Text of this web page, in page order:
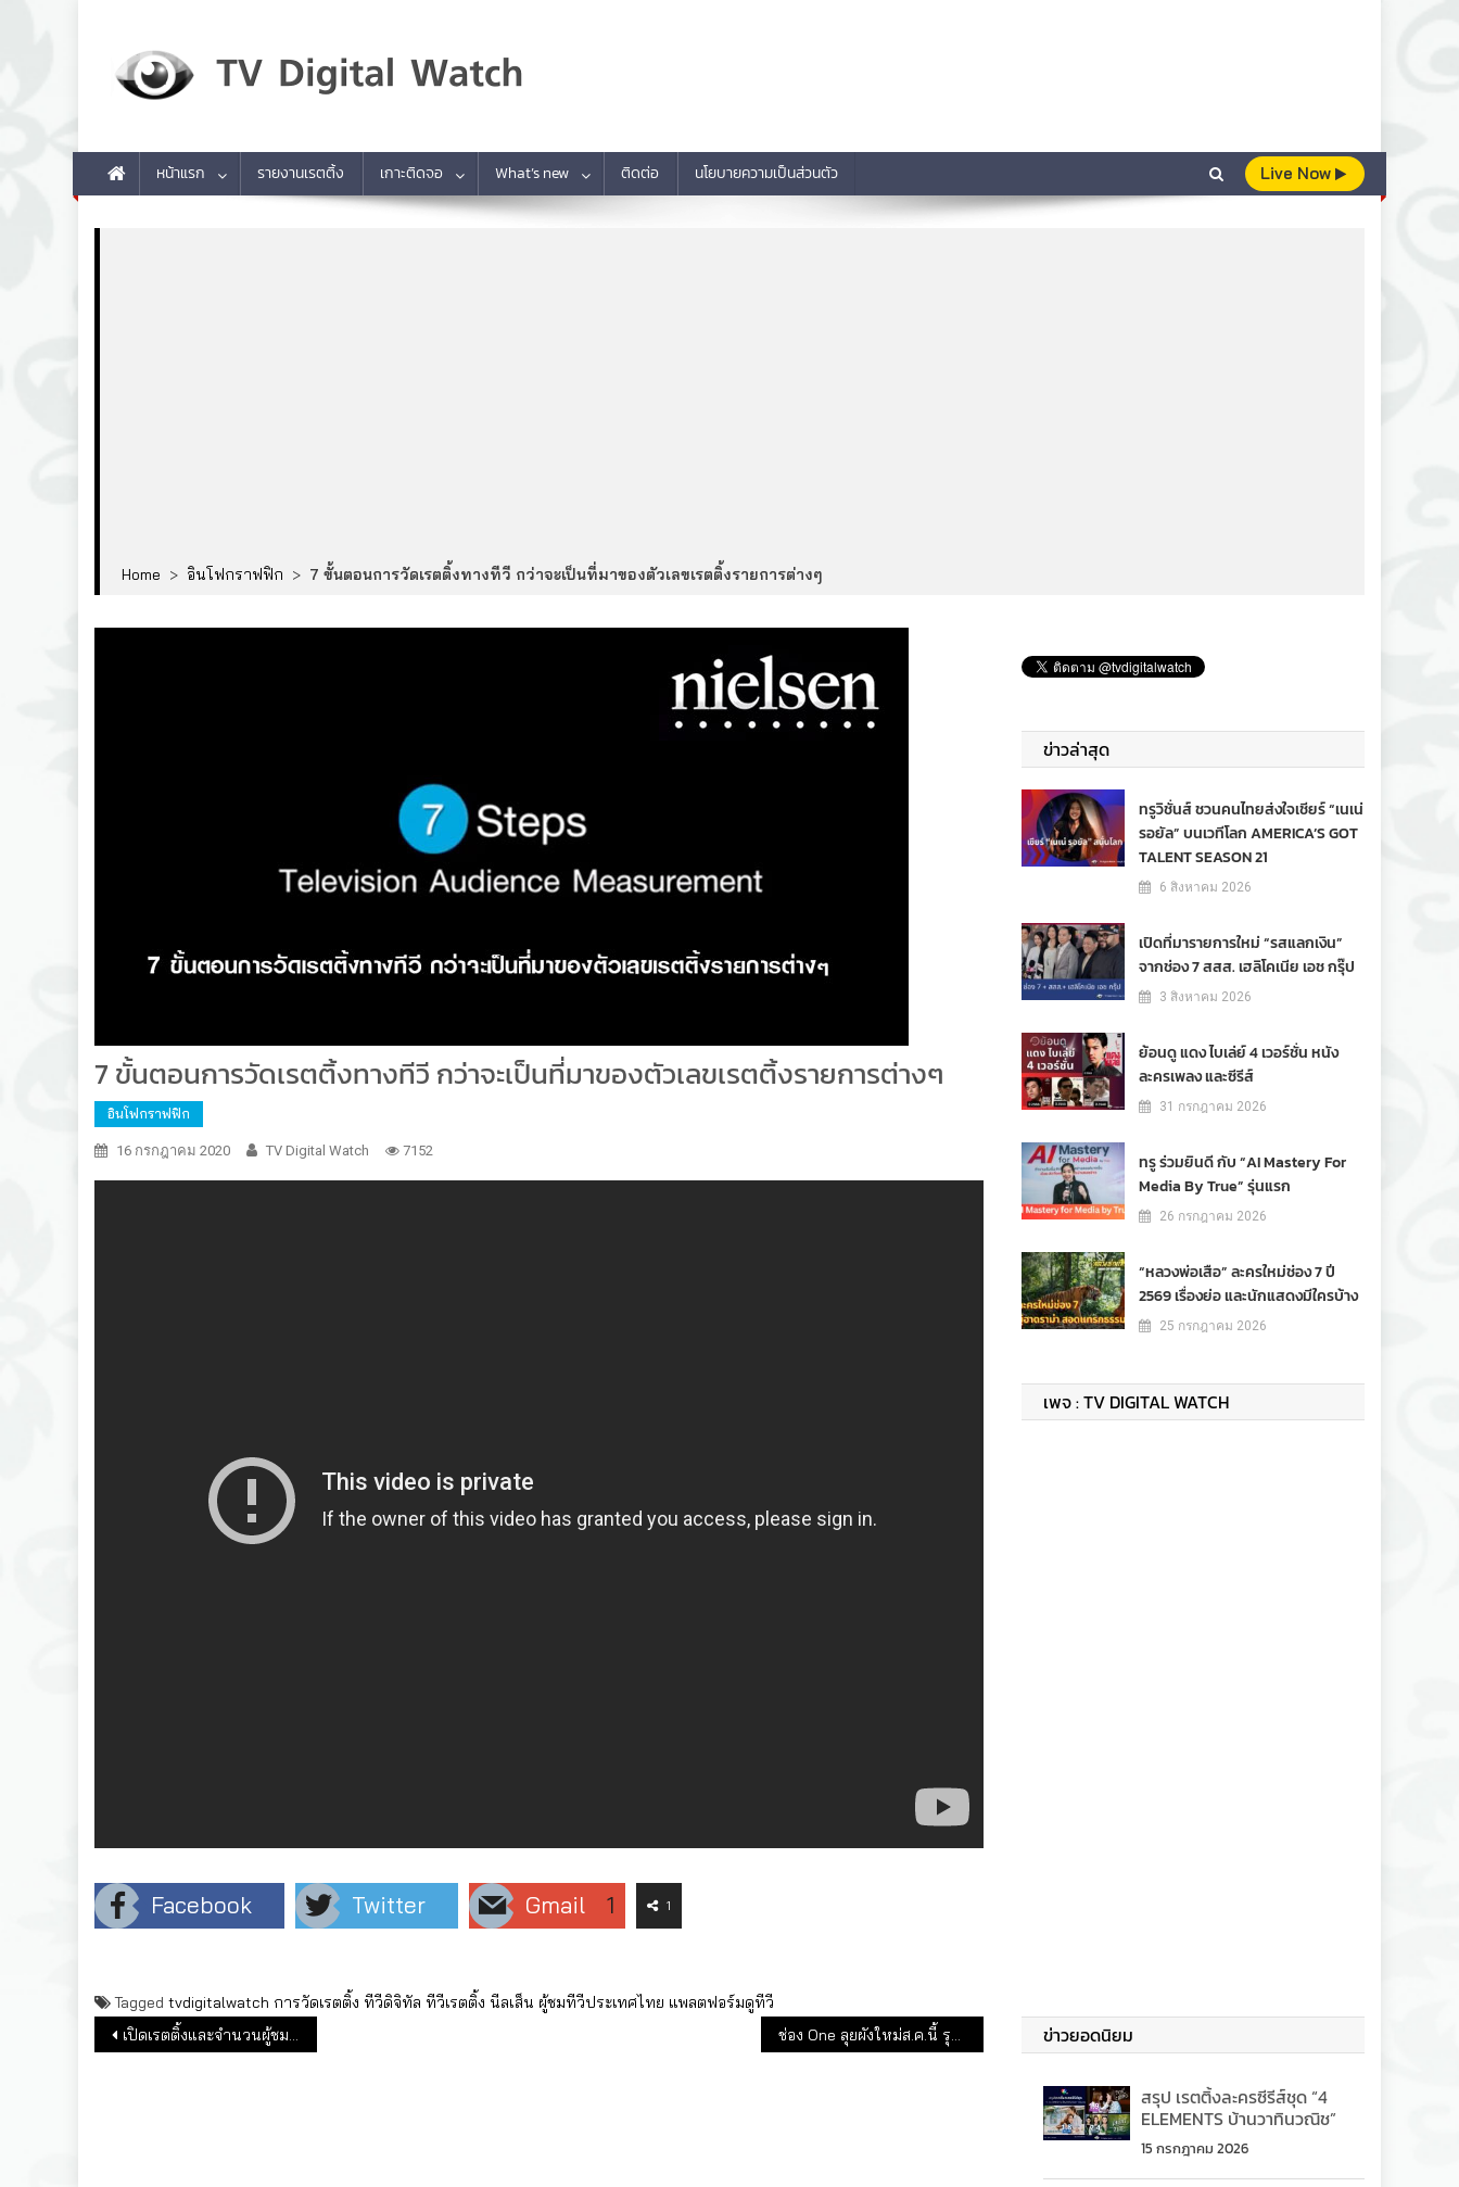
หน้าแรก รายงานเรตติ้ง เกาะติดจอ What’s new ติดต่อ นโยบายความเป็นส่วนตัว Live Now
Home > อินโฟกราฟฟิก > 7 ขั้นตอนการวัดเรตติ้งทางทีวี กว่าจะเป็นที่มาของตัวเลขเรตติ้งรายการต่างๆ
7 ขั้นตอนการวัดเรตติ้งทางทีวี กว่าจะเป็นที่มาของตัวเลขเรตติ้งรายการต่างๆ
อินโฟกราฟฟิก
16 กรกฎาคม 2020 TV Digital Watch 7152
Facebook Twitter Gmail 1 1
Tagged tvdigitalwatch การวัดเรตติ้ง ทีวีดิจิทัล ทีวีเรตติ้ง นีลเส็น ผู้ชมทีวีประเทศไทย แพลตฟอร์มดูทีวี
แนะแนวเรื่อง
เปิดเรตติ้งและจำนวนผู้ชมทีวีดิจิทัล ช่วงการแถลงข่าวศูนย์โควิด “ขอโทษประชาชน” (14 ก.ค.63) ช่อง One ลุยผังใหม่ส.ค.นี้ รุกเวลาไพรม์ไทม์หลัง 2 ทุ่ม ด้วย ละคร ซิทคอม
ข่าวล่าสุด
ทรูวิชั่นส์ ชวนคนไทยส่งใจเชียร์ “เนเน่
รอยัล” บนเวทีโลก AMERICA’S GOT
TALENT SEASON 21
6 สิงหาคม 2026
เปิดที่มารายการใหม่ “รสแลกเงิน”
จากช่อง 7 สสส. เฮลิโคเนีย เอช กรุ๊ป
3 สิงหาคม 2026
ย้อนดู แดง ไบเล่ย์ 4 เวอร์ชั่น หนัง
ละครเพลง และซีรีส์
31 กรกฎาคม 2026
ทรู ร่วมยินดี กับ “AI Mastery For
Media By True” รุ่นแรก
26 กรกฎาคม 2026
“หลวงพ่อเสือ” ละครใหม่ช่อง 7 ปี
2569 เรื่องย่อ และนักแสดงมีใครบ้าง
25 กรกฎาคม 2026
เพจ : TV DIGITAL WATCH
ข่าวยอดนิยม
สรุป เรตติ้งละครซีรีส์ชุด “4
ELEMENTS บ้านวาทินวณิช”
15 กรกฎาคม 2026